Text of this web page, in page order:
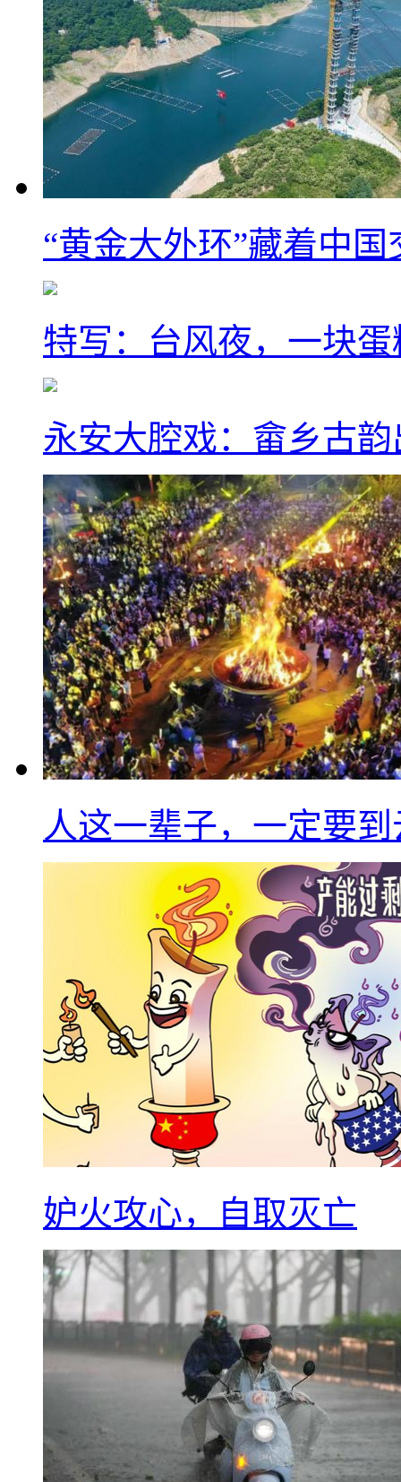
“黄金大外环”藏着中
特写：台风夜，一块
永安大腔戏：畲乡古
人这一辈子，一定要
妒火攻心，自取灭亡